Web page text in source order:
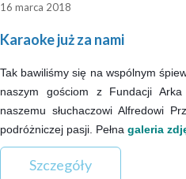
16 marca 2018
Karaoke już za nami
Tak bawiliśmy się na wspólnym
naszym gościom z Fundacji
naszemu słuchaczowi Alfredowi
podróżniczej pasji. Pełna galeria
Szczegóły